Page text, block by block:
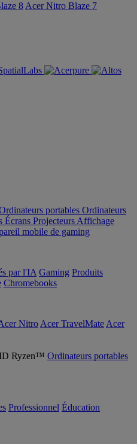
8 Acer Nitro Blaze 7
portables Ordinateurs
Écrans Projecteurs Affichage
mobile de gaming
par l'IA Gaming Produits
Chromebooks
Nitro Acer TravelMate Acer
Ordinateurs portables
Professionnel Éducation